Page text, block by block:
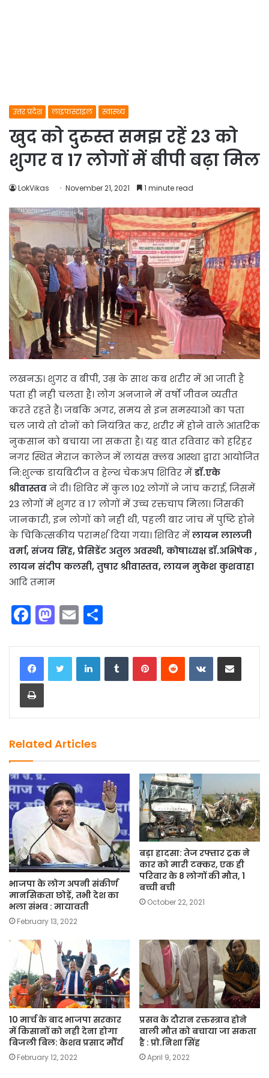
उत्तर प्रदेश लाइफस्टाइल स्वास्थ्य
खुद को दुरुस्त समझ रहें 23 को
शुगर व 17 लोगों में बीपी बढ़ा मिल
LokVikas November 21, 2021 1 minute read
लखनऊ। शुगर व बीपी, उम्र के साथ कब शरीर में आ जाती है
पता ही नही चलता है। लोग अनजाने में वर्षो जीवन व्यतीत
करते रहते हैं। जबकि अगर, समय से इन समस्याओं का पता
चल जाये तो दोनों को नियंत्रित कर, शरीर में होने वाले आंतरिक
नुकसान को बचाया जा सकता है। यह बात रविवार को हरिहर
नगर स्थित मेराज कालेज में लायंस क्लब आस्था द्वारा आयोजित
नि:शुल्क डायबिटीज व हेल्थ चेकअप शिविर मेंडॉ.एके
श्रीवास्तवने दी। शिविर में कुल 102 लोगों ने जांच कराई, जिसमें
23 लोगों में शुगर व 17 लोगों में उच्च रक्तचाप मिला। जिसकी
जानकारी, इन लोगों को नही थी, पहली बार जांच में पुष्टि होने
के चिकित्सकीय परामर्श दिया गया। शिविर मेंलायन लालजी
वर्मा, संजय सिंह, प्रेसिडेंट अतुल अवस्थी, कोषाध्यक्ष डॉ.अभिषेक ,
लायन संदीप कलसी, तुषार श्रीवास्तव, लायन मुकेश कुशवाहा
आदि तमाम
F
a
c
e
b
o
k
M
a
st
o
o
E
m
ai ar
LinkedInTumblrPinterestReddit VKontakteShare via Email
Print
Related Articles
भाजपा के लोग अपनी संकीर्ण
मानसिकता छोड़ें, तभी देश का
भला संभव : मायावती
February 13, 2022
बड़ा हादसा: तेज रफ्तार ट्रक ने
कार को मारी टक्कर, एक ही
परिवार के 8 लोगों की मौत, 1
बच्ची बची
October 22, 2021
10 मार्च के बाद भाजपा सरकार
में किसानों को नही देना होगा
बिजली बिल: केशव प्रसाद र्मौर्य
February 12, 2022
प्रसव के दौरान रक्तस्त्राव होने
वाली मौत को बचाया जा सकता
है : प्रो.निशा सिंह
April 9, 2022